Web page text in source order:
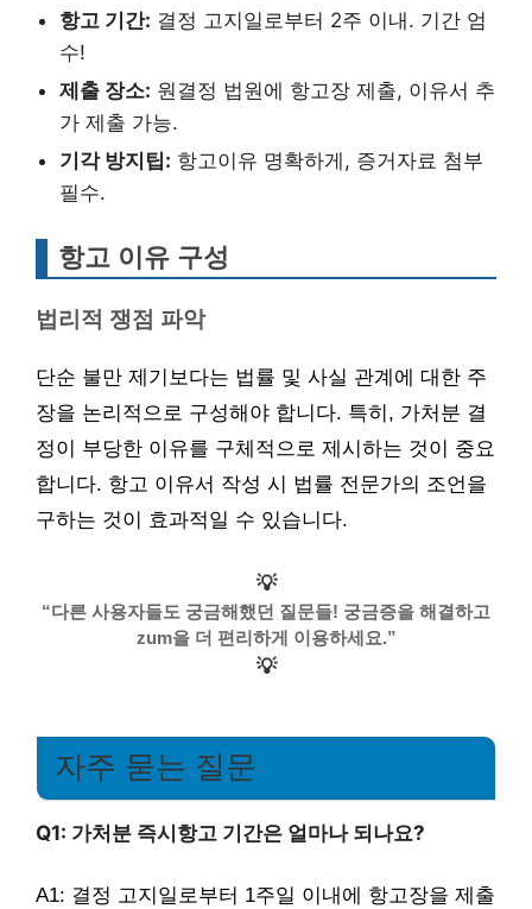
항고 기간: 결정 고지일로부터 2주 이내. 기간 엄
수!
제출 장소: 원결정 법원에 항고장 제출, 이유서 추
가 제출 가능.
기각 방지팁: 항고이유 명확하게, 증거자료 첨부
필수.
항고 이유 구성
법리적 쟁점 파악
단순 불만 제기보다는 법률 및 사실 관계에 대한 주
장을 논리적으로 구성해야 합니다. 특히, 가처분 결
정이 부당한 이유를 구체적으로 제시하는 것이 중요
합니다. 항고 이유서 작성 시 법률 전문가의 조언을
구하는 것이 효과적일 수 있습니다.
💡
“다른 사용자들도 궁금해했던 질문들! 궁금증을 해결하고
zum을 더 편리하게 이용하세요.”
💡
자주 묻는 질문
Q1: 가처분 즉시항고 기간은 얼마나 되나요?
A1: 결정 고지일로부터 1주일 이내에 항고장을 제출